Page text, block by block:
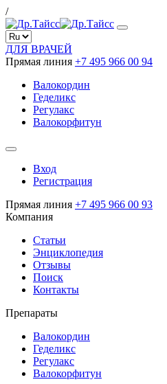
/
ДЛЯ ВРАЧЕЙ
Прямая линия +7 495 966 00 94
Валокордин
Геделикс
Регулакс
Валокорфитун
Вход
Регистрация
Прямая линия +7 495 966 00 93
Компания
Статьи
Энциклопедия
Отзывы
Поиск
Контакты
Препараты
Валокордин
Геделикс
Регулакс
Валокорфитун